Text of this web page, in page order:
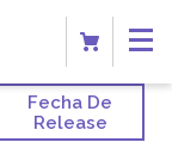
Fecha De
Release